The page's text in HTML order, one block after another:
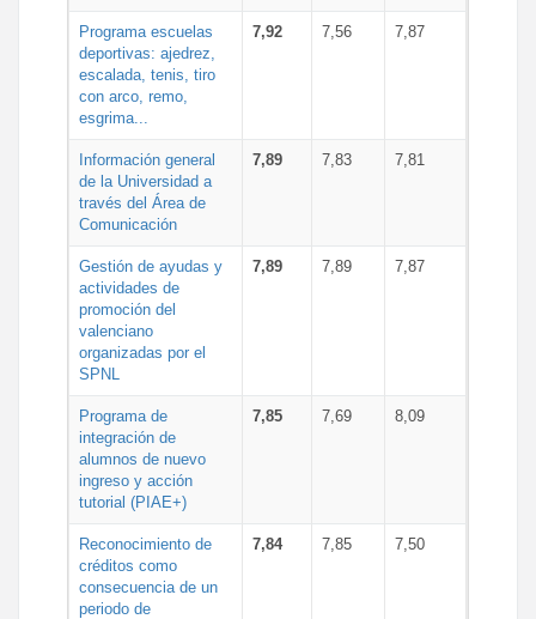
Programa escuelas
deportivas: ajedrez,
escalada, tenis, tiro
con arco, remo,
esgrima...
7,92 7,56 7,87
Información general
de la Universidad a
través del Área de
Comunicación
7,89 7,83 7,81
Gestión de ayudas y
actividades de
promoción del
valenciano
organizadas por el
SPNL
7,89 7,89 7,87
Programa de
integración de
alumnos de nuevo
ingreso y acción
tutorial (PIAE+)
7,85 7,69 8,09
Reconocimiento de
créditos como
consecuencia de un
periodo de
7,84 7,85 7,50